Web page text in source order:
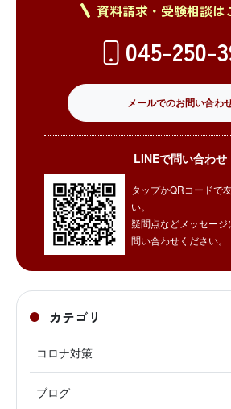
資料請求・受験相談は
045-250-
メールでのお問い合わ
LINEで問い合わせ
タップかQRコードで
い。
疑問点などメッセー
問い合わせください。
カテゴリ
コロナ対策
ブログ